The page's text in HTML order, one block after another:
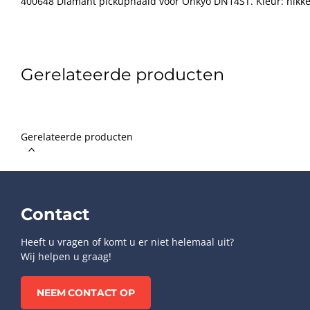
Gerelateerde producten
Gerelateerde producten
Contact
Heeft u vragen of komt u er niet helemaal uit?
Wij helpen u graag!
NEEM CONTACT OP